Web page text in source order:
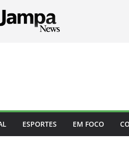
ESPORTES EM FOCO